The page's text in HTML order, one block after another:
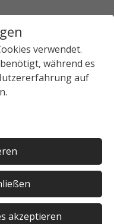
verwendet.
während es
auf
akzeptieren